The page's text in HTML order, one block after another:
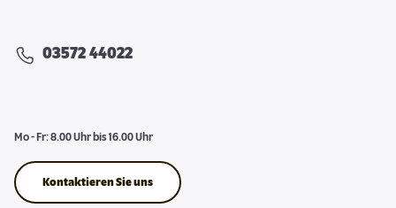
03572 44022
Mo - Fr: 8.00 Uhr bis 16.00 Uhr
Kontaktieren Sie uns